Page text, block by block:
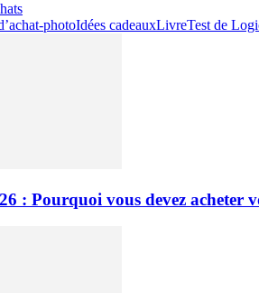
photoIdées cadeauxLivreTest de
: Pourquoi vous devez acheter